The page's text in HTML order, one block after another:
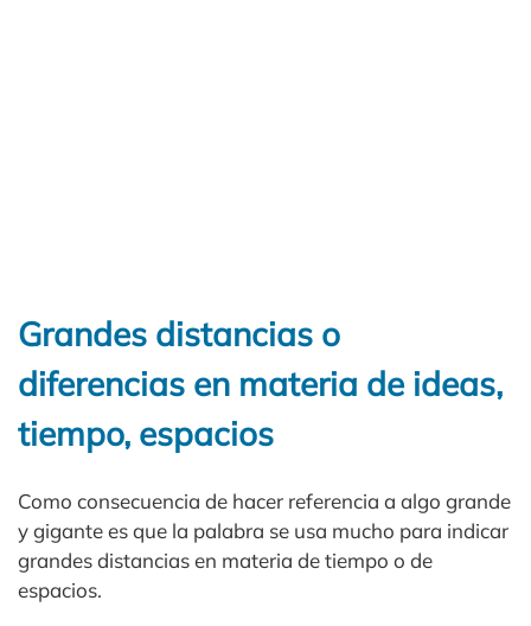
Grandes distancias o
diferencias en materia de ideas,
tiempo, espacios
Como consecuencia de hacer referencia a algo grande
y gigante es que la palabra se usa mucho para indicar
grandes distancias en materia de tiempo o de
espacios.